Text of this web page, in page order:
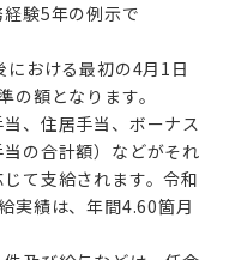
験5年の例示で
おける最初の4月1日
の額となります。
、住居手当、ボーナス
当の合計額）などがそれ
て支給されます。令和
実績は、年間4.60箇月